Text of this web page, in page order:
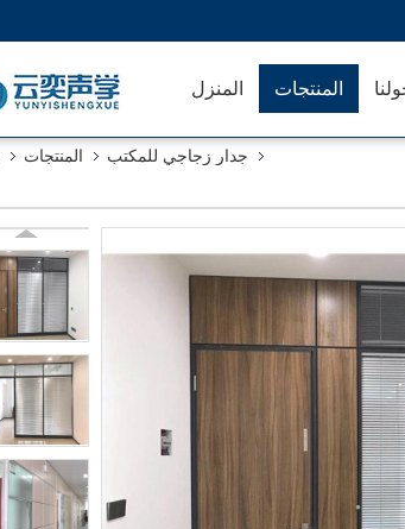
المنزل المنتجات
المنتجات جدار زجاجي للمكتب